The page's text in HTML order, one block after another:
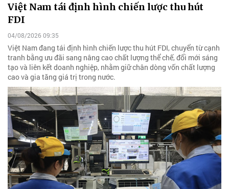
Việt Nam tái định hình chiến lược thu hút
FDI
04/08/2026 09:35
Việt Nam đang tái định hình chiến lược thu hút FDI, chuyển từ cạnh
tranh bằng ưu đãi sang nâng cao chất lượng thể chế, đổi mới sáng
tạo và liên kết doanh nghiệp, nhằm giữ chân dòng vốn chất lượng
cao và gia tăng giá trị trong nước.